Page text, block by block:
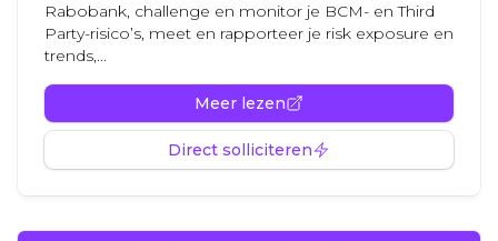
Rabobank, challenge en monitor je BCM- en Third
Party-risico’s, meet en rapporteer je risk exposure en
trends,...
Meer lezen
Direct solliciteren